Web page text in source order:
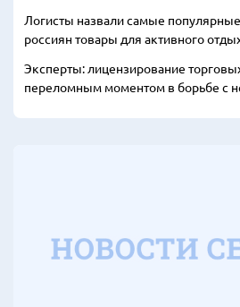
Логисты назвали самые
россиян товары для активного
Эксперты: лицензирование
переломным моментом в борьбе с